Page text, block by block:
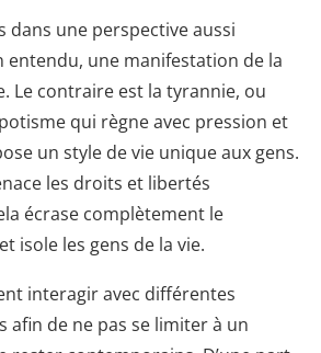
dans une perspective aussi
entendu, une manifestation de la
Le contraire est la tyrannie, ou
qui règne avec pression et
un style de vie unique aux gens.
les droits et libertés
écrase complètement le
isole les gens de la vie.
interagir avec différentes
afin de ne pas se limiter à un